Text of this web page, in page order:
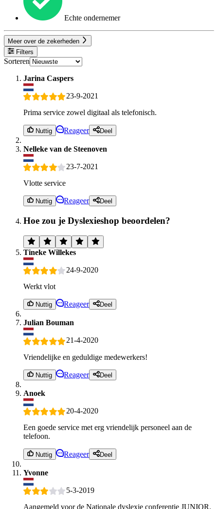
Echte ondernemer
Meer over de zekerheden
Filters
Sorteren
Jarina Caspers
23-9-2021
Prima service zowel digitaal als telefonisch.
Nuttig Reageer Deel
Nelleke van de Steenoven
23-7-2021
Vlotte service
Nuttig Reageer Deel
Hoe zou je Dyslexieshop beoordelen?
Tineke Willekes
24-9-2020
Werkt vlot
Nuttig Reageer Deel
Julian Bouman
21-4-2020
Vriendelijke en geduldige medewerkers!
Nuttig Reageer Deel
Anoek
20-4-2020
Een goede service met erg vriendelijk personeel aan de
telefoon.
Nuttig Reageer Deel
Yvonne
5-3-2019
Aangemeld voor de Nationale dyslexie conferentie JUNIOR.